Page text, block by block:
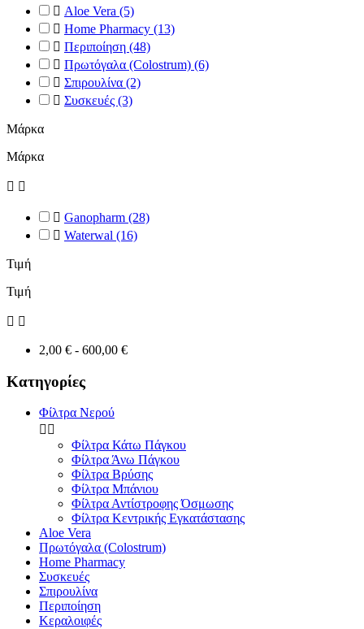
 Aloe Vera (5)
 Home Pharmacy (13)
 Περιποίηση (48)
 Πρωτόγαλα (Colostrum) (6)
 Σπιρουλίνα (2)
 Συσκευές (3)
Μάρκα
Μάρκα
 
 Ganopharm (28)
 Waterwal (16)
Τιμή
Τιμή
 
2,00 € - 600,00 €
Κατηγορίες
Φίλτρα Νερού
 
Φίλτρα Κάτω Πάγκου
Φίλτρα Άνω Πάγκου
Φίλτρα Βρύσης
Φίλτρα Μπάνιου
Φίλτρα Αντίστροφης Όσμωσης
Φίλτρα Κεντρικής Εγκατάστασης
Aloe Vera
Πρωτόγαλα (Colostrum)
Home Pharmacy
Συσκευές
Σπιρουλίνα
Περιποίηση
Κεραλοιφές